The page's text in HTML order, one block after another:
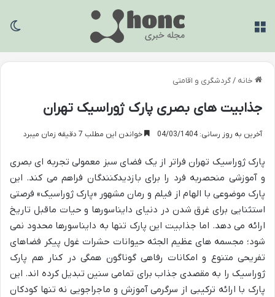
خانه /گردشگری و اقامتی
جذابیت های بصری پارک ژوراسیک تهران
آخرین به روز رسانی: 04/03/1404 خواندن این مطلب 7 دقیقه زمان میبرد
پارک ژوراسیک تهران فراتر از یک فضای سبز معمولی تجربه ای بصری
و آموزشی منحصربه فرد را برای بازدیدکنندگان فراهم می کند. این
پارک موضوعی با الهام از فیلم و رمان مشهور «پارک ژوراسیک» فرصتی
استثنایی برای غرق شدن در دنیای دایناسورها و حیات ماقبل تاریخ
ارائه می دهد. اما جذابیت این پارک تنها به دایناسورها محدود نمی
شود؛ مجسمه های عظیم الجثه حیوانات حشرات غول پیکر فضاهای
تفریحی متنوع و امکانات رفاهی گوناگون همگی در کنار هم پارک
ژوراسیک را به مقصدی جذاب برای تمامی سنین تبدیل کرده اند. این
پارک با ارائه ترکیبی از سرگرمی آموزش و ماجراجویی نه تنها کودکان